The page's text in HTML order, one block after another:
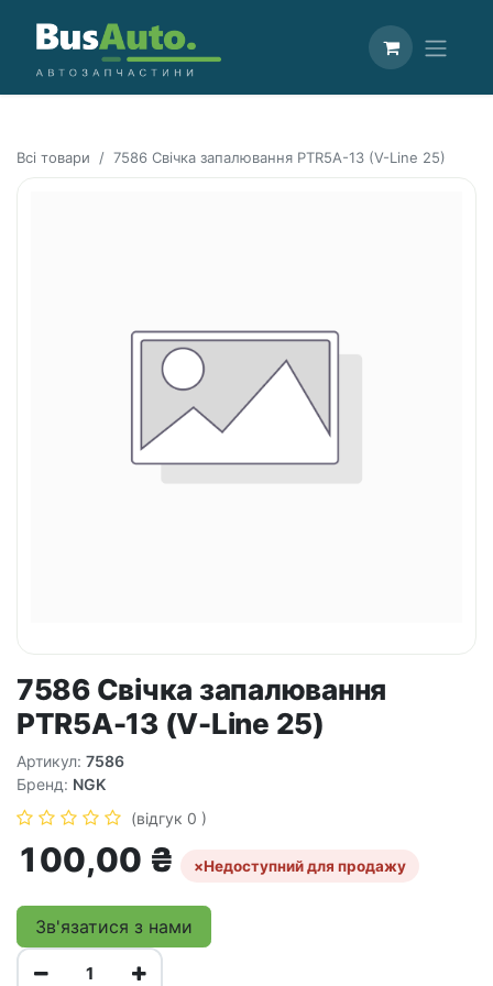
Всі товари 7586 Свічка запалювання PTR5A-13 (V-Line 25)
7586 Свічка запалювання
PTR5A-13 (V-Line 25)
Артикул: 7586
Бренд: NGK
(відгук 0 )
100,00 ₴ ×Недоступний для продажу
Зв'язатися з нами